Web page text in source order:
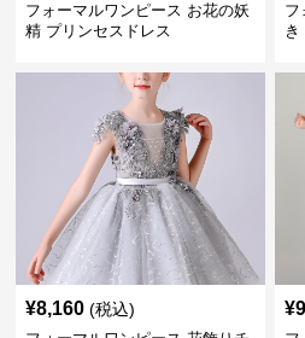
フォーマルワンピース お花の妖
精 プリンセスドレス
フ
¥8,160 (税込) ¥